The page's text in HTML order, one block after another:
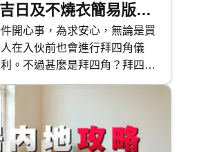
日及不燒衣簡易版做
開心事，為求安心，無論是買
在入伙前也會進行拜四角儀
。不過甚麼是拜四角？拜四角
角的步驟如何？今次 快而保
角的各項實用資料，讓大家準